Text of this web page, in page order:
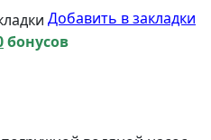
Добавить в закладки
бонусов